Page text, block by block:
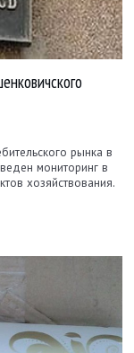
рынка в
мониторинг в
хозяйствования.